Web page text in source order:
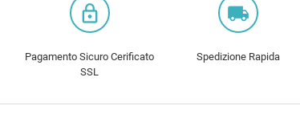
lock_outline
Pagamento Sicuro Cerificato
SSL
local_shipping
Spedizione Rapida